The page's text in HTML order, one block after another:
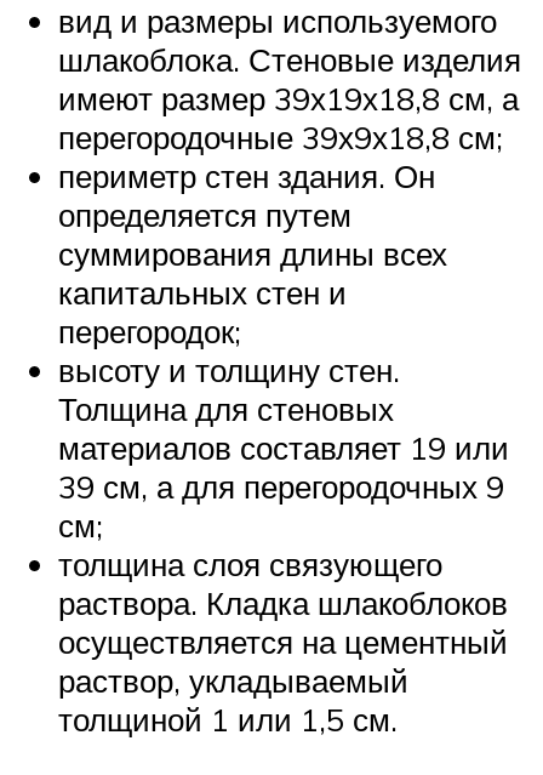
вид и размеры используемого
шлакоблока. Стеновые изделия
имеют размер 39х19х18,8 см, а
перегородочные 39х9х18,8 см;
периметр стен здания. Он
определяется путем
суммирования длины всех
капитальных стен и
перегородок;
высоту и толщину стен.
Толщина для стеновых
материалов составляет 19 или
39 см, а для перегородочных 9
см;
толщина слоя связующего
раствора. Кладка шлакоблоков
осуществляется на цементный
раствор, укладываемый
толщиной 1 или 1,5 см.